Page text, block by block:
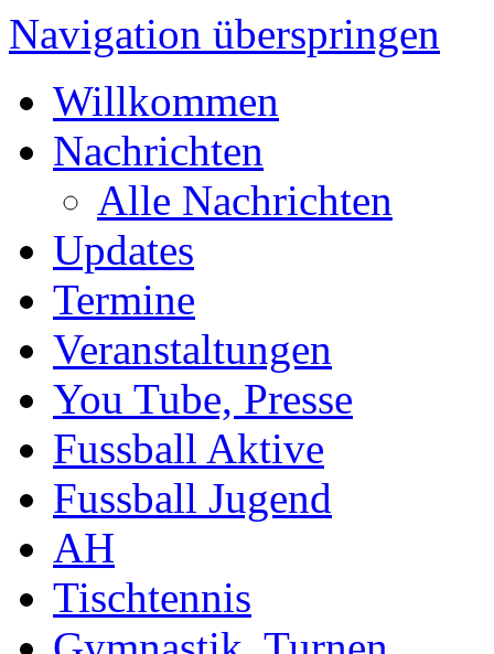
Navigation überspringen
Willkommen
Nachrichten
Alle Nachrichten
Updates
Termine
Veranstaltungen
You Tube, Presse
Fussball Aktive
Fussball Jugend
AH
Tischtennis